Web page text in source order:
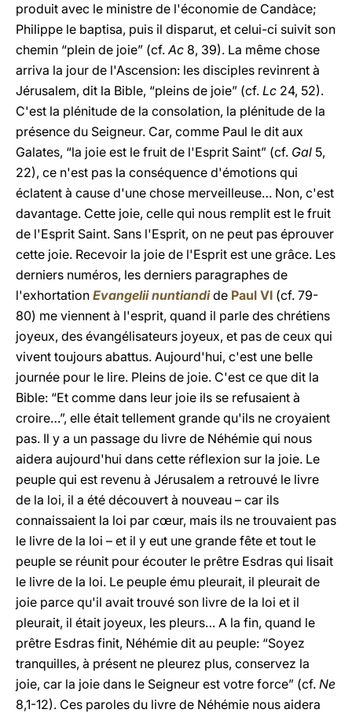
produit avec le ministre de l'économie de Candàce;
Philippe le baptisa, puis il disparut, et celui-ci suivit son
chemin “plein de joie” (cf.Ac 8, 39). La même chose
arriva la jour de l'Ascension: les disciples revinrent à
Jérusalem, dit la Bible, “pleins de joie” (cf. Lc 24, 52).
C'est la plénitude de la consolation, la plénitude de la
présence du Seigneur. Car, comme Paul le dit aux
Galates, “la joie est le fruit de l'Esprit Saint” (cf. Gal 5,
22), ce n'est pas la conséquence d'émotions qui
éclatent à cause d'une chose merveilleuse… Non, c'est
davantage. Cette joie, celle qui nous remplit est le fruit
de l'Esprit Saint. Sans l'Esprit, on ne peut pas éprouver
cette joie. Recevoir la joie de l'Esprit est une grâce. Les
derniers numéros, les derniers paragraphes de
l'exhortation Evangelii nuntiandi de Paul VI (cf. 79-
80) me viennent à l'esprit, quand il parle des chrétiens
joyeux, des évangélisateurs joyeux, et pas de ceux qui
vivent toujours abattus. Aujourd'hui, c'est une belle
journée pour le lire. Pleins de joie. C'est ce que dit la
Bible: “Et comme dans leur joie ils se refusaient à
croire…”, elle était tellement grande qu'ils ne croyaient
pas. Il y a un passage du livre de Néhémie qui nous
aidera aujourd'hui dans cette réflexion sur la joie. Le
peuple qui est revenu à Jérusalem a retrouvé le livre
de la loi, il a été découvert à nouveau – car ils
connaissaient la loi par cœur, mais ils ne trouvaient pas
le livre de la loi – et il y eut une grande fête et tout le
peuple se réunit pour écouter le prêtre Esdras qui lisait
le livre de la loi. Le peuple ému pleurait, il pleurait de
joie parce qu'il avait trouvé son livre de la loi et il
pleurait, il était joyeux, les pleurs… A la fin, quand le
prêtre Esdras finit, Néhémie dit au peuple: “Soyez
tranquilles, à présent ne pleurez plus, conservez la
joie, car la joie dans le Seigneur est votre force” (cf. Ne
8,1-12). Ces paroles du livre de Néhémie nous aidera